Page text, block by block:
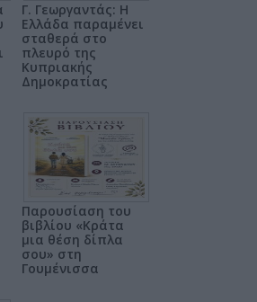
Γ. Γεωργαντάς: Η
Ελλάδα παραμένει
σταθερά στο
πλευρό της
Κυπριακής
Δημοκρατίας
Παρουσίαση του
βιβλίου «Κράτα
μια θέση δίπλα
σου» στη
Γουμένισσα